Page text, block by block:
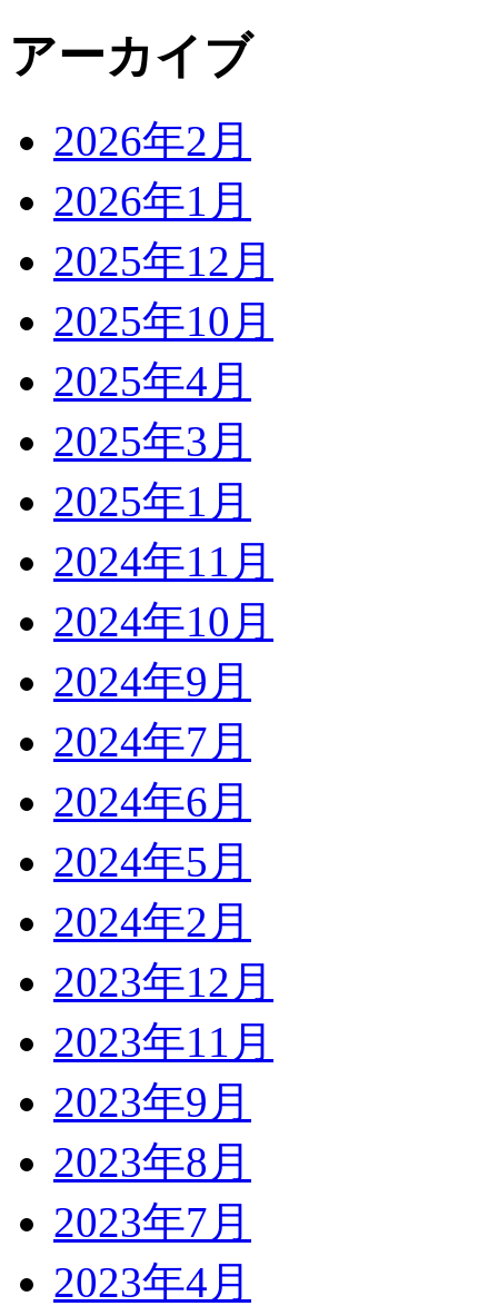
アーカイブ
2026年2月
2026年1月
2025年12月
2025年10月
2025年4月
2025年3月
2025年1月
2024年11月
2024年10月
2024年9月
2024年7月
2024年6月
2024年5月
2024年2月
2023年12月
2023年11月
2023年9月
2023年8月
2023年7月
2023年4月